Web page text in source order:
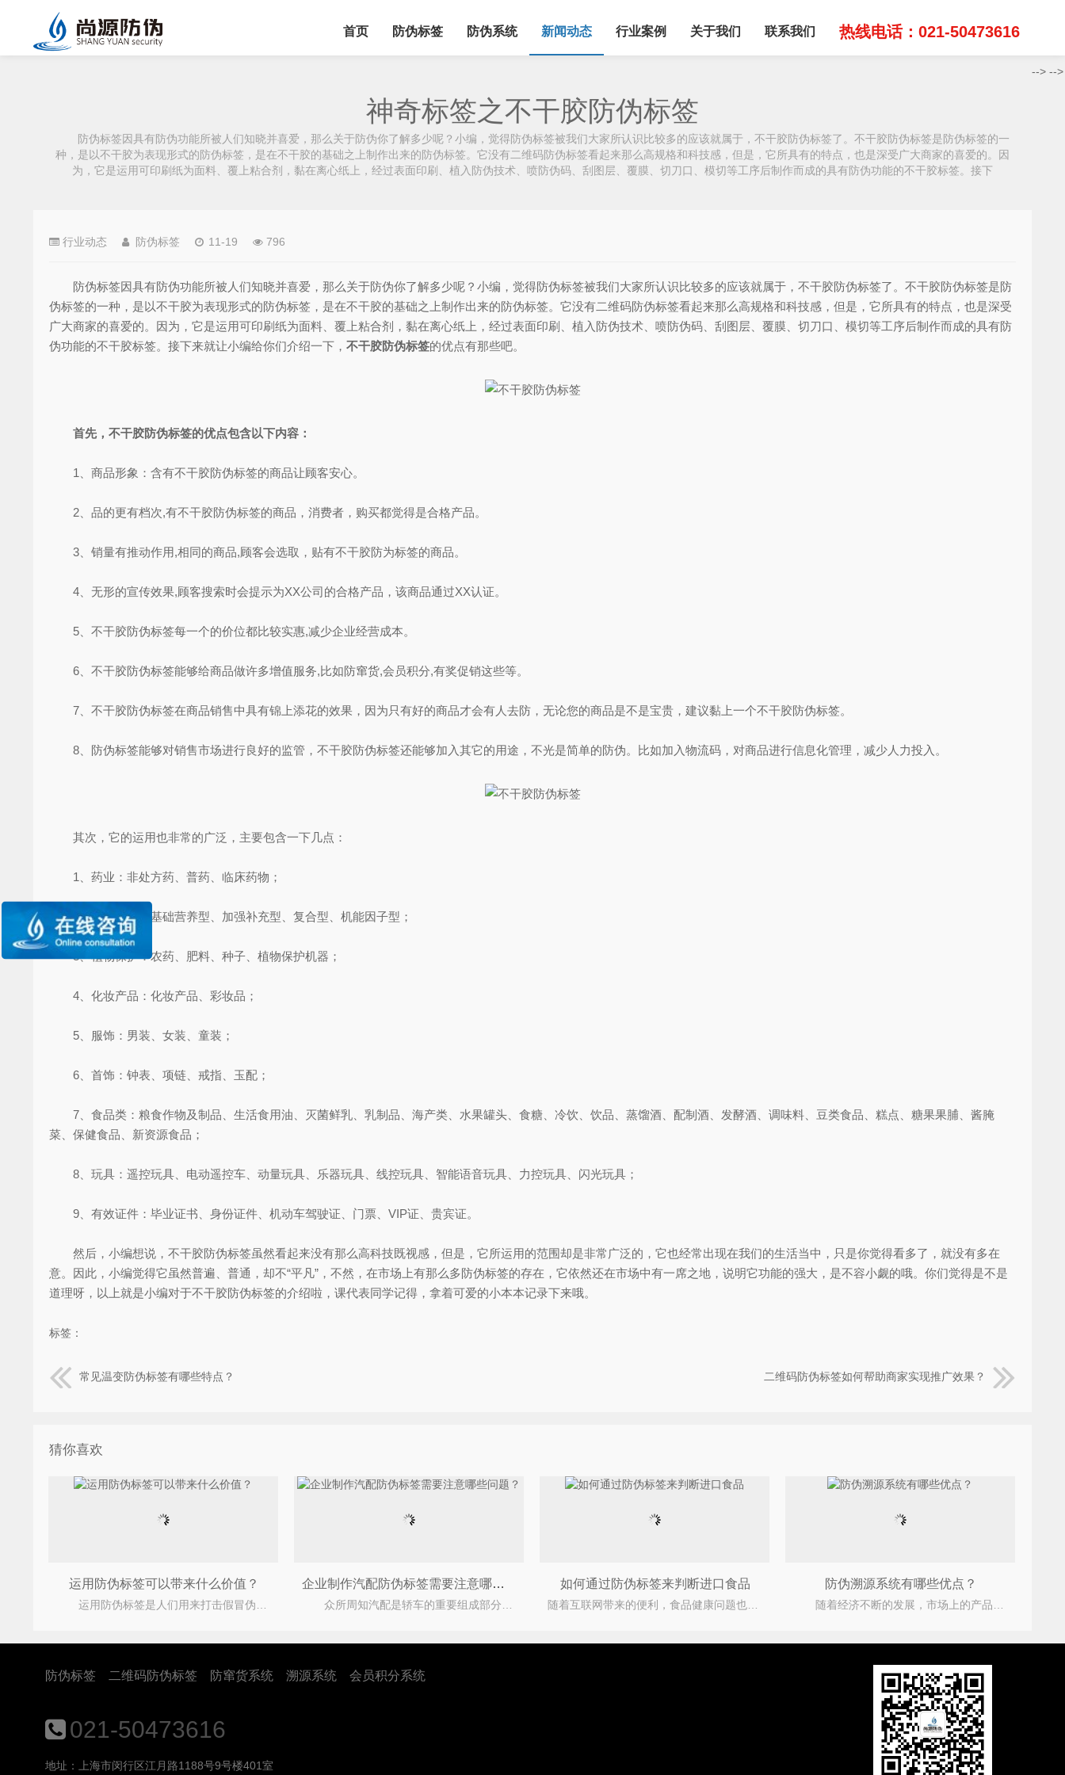
首页 防伪标签 防伪系统 新闻动态 行业案例 关于我们 联系我们 热线电话：021-50473616
神奇标签之不干胶防伪标签
防伪标签因具有防伪功能所被人们知晓并喜爱，那么关于防伪你了解多少呢？小编，觉得防伪标签被我们大家所认识比较多的应该就属于，不干胶防伪标签了。不干胶防伪标签是防伪标签的一
种，是以不干胶为表现形式的防伪标签，是在不干胶的基础之上制作出来的防伪标签。它没有二维码防伪标签看起来那么高规格和科技感，但是，它所具有的特点，也是深受广大商家的喜爱的。因
为，它是运用可印刷纸为面料、覆上粘合剂，黏在离心纸上，经过表面印刷、植入防伪技术、喷防伪码、刮图层、覆膜、切刀口、模切等工序后制作而成的具有防伪功能的不干胶标签。接下
行业动态 防伪标签 11-19 796
防伪标签因具有防伪功能所被人们知晓并喜爱，那么关于防伪你了解多少呢？小编，觉得防伪标签被我们大家所认识比较多的应该就属于，不干胶防伪标签了。不干胶防伪标签是防
伪标签的一种，是以不干胶为表现形式的防伪标签，是在不干胶的基础之上制作出来的防伪标签。它没有二维码防伪标签看起来那么高规格和科技感，但是，它所具有的特点，也是深受
广大商家的喜爱的。因为，它是运用可印刷纸为面料、覆上粘合剂，黏在离心纸上，经过表面印刷、植入防伪技术、喷防伪码、刮图层、覆膜、切刀口、模切等工序后制作而成的具有防
伪功能的不干胶标签。接下来就让小编给你们介绍一下， 不干胶防伪标签的优点有那些吧。
首先，不干胶防伪标签的优点包含以下内容：
1、商品形象：含有不干胶防伪标签的商品让顾客安心。
2、品的更有档次,有不干胶防伪标签的商品，消费者，购买都觉得是合格产品。
3、销量有推动作用,相同的商品,顾客会选取，贴有不干胶防为标签的商品。
4、无形的宣传效果,顾客搜索时会提示为XX公司的合格产品，该商品通过XX认证。
5、不干胶防伪标签每一个的价位都比较实惠,减少企业经营成本。
6、不干胶防伪标签能够给商品做许多增值服务,比如防窜货,会员积分,有奖促销这些等。
7、不干胶防伪标签在商品销售中具有锦上添花的效果，因为只有好的商品才会有人去防，无论您的商品是不是宝贵，建议黏上一个不干胶防伪标签。
8、防伪标签能够对销售市场进行良好的监管，不干胶防伪标签还能够加入其它的用途，不光是简单的防伪。比如加入物流码，对商品进行信息化管理，减少人力投入。
其次，它的运用也非常的广泛，主要包含一下几点：
1、药业：非处方药、普药、临床药物；
2、保健产品：基础营养型、加强补充型、复合型、机能因子型；
3、植物保护：农药、肥料、种子、植物保护机器；
4、化妆产品：化妆产品、彩妆品；
5、服饰：男装、女装、童装；
6、首饰：钟表、项链、戒指、玉配；
7、食品类：粮食作物及制品、生活食用油、灭菌鲜乳、乳制品、海产类、水果罐头、食糖、冷饮、饮品、蒸馏酒、配制酒、发酵酒、调味料、豆类食品、糕点、糖果果脯、酱腌
菜、保健食品、新资源食品；
8、玩具：遥控玩具、电动遥控车、动量玩具、乐器玩具、线控玩具、智能语音玩具、力控玩具、闪光玩具；
9、有效证件：毕业证书、身份证件、机动车驾驶证、门票、VIP证、贵宾证。
然后，小编想说，不干胶防伪标签虽然看起来没有那么高科技既视感，但是，它所运用的范围却是非常广泛的，它也经常出现在我们的生活当中，只是你觉得看多了，就没有多在
意。因此，小编觉得它虽然普遍、普通，却不“平凡”，不然，在市场上有那么多防伪标签的存在，它依然还在市场中有一席之地，说明它功能的强大，是不容小觑的哦。你们觉得是不是
道理呀，以上就是小编对于不干胶防伪标签的介绍啦，课代表同学记得，拿着可爱的小本本记录下来哦。
标签：
常见温变防伪标签有哪些特点？ 二维码防伪标签如何帮助商家实现推广效果？
猜你喜欢
运用防伪标签可以带来什么价值？
运用防伪标签是人们用来打击假冒伪劣的一种方式，并且如今防伪标签以及不单单只具备防伪的作用
企业制作汽配防伪标签需要注意哪些问题？
众所周知汽配是轿车的重要组成部分，而且汽配质量的直接影响到轿车的使用情况，严重的还好危害到
如何通过防伪标签来判断进口食品
随着互联网带来的便利，食品健康问题也浮出水面，越来越多的人喜欢在互联网上购买进口食品。但是，在网
防伪溯源系统有哪些优点？
随着经济不断的发展，市场上的产品的销量也越来越好，但一些不法分子为了从中获取暴利，选择了防制
防伪标签 二维码防伪标签 防窜货系统 溯源系统 会员积分系统
021-50473616
地址：上海市闵行区江月路1188号9号楼401室
--> -->